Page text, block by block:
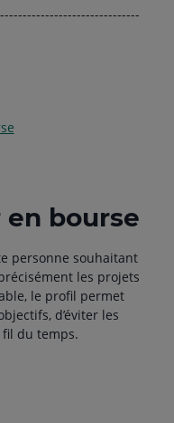
en bourse
personne souhaitant
les projets
le profil permet
d’éviter les
du temps.